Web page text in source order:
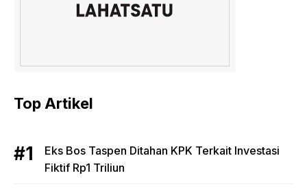
Top Artikel
Eks Bos Taspen Ditahan KPK Terkait Investasi
Fiktif Rp1 Triliun